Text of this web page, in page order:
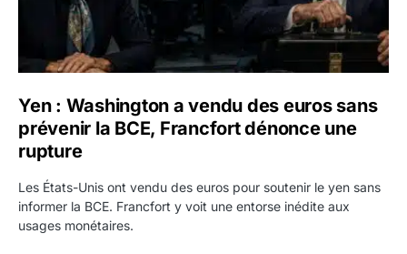
Yen : Washington a vendu des euros sans
prévenir la BCE, Francfort dénonce une
rupture
Les États-Unis ont vendu des euros pour soutenir le yen sans
informer la BCE. Francfort y voit une entorse inédite aux
usages monétaires.